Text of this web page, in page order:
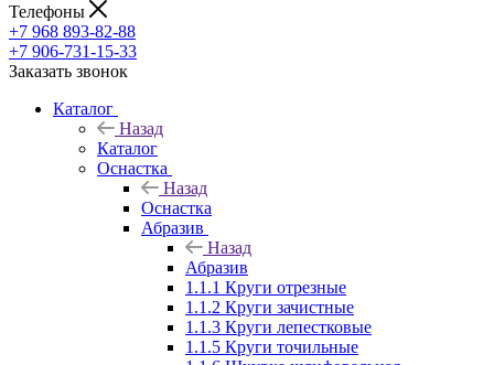
Телефоны
+7 968 893-82-88
+7 906-731-15-33
Заказать звонок
Каталог
Назад
Каталог
Оснастка
Назад
Оснастка
Абразив
Назад
Абразив
1.1.1 Круги отрезные
1.1.2 Круги зачистные
1.1.3 Круги лепестковые
1.1.5 Круги точильные